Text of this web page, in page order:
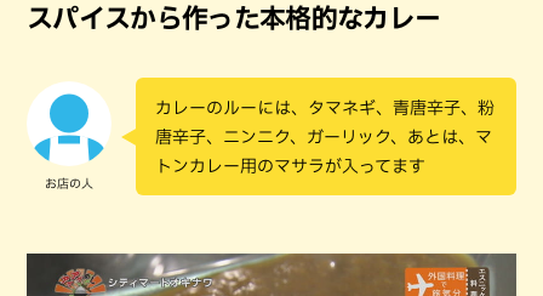
スパイスから作った本格的なカレー
お店の人
カレーのルーには、タマネギ、青唐辛子、粉
唐辛子、ニンニク、ガーリック、あとは、マ
トンカレー用のマサラが入ってます